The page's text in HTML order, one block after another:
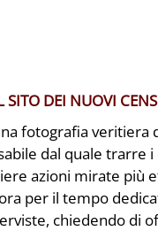
SITO DEI NUOVI
fotografia veritiera
dal quale trarre
azioni mirate più
per il tempo
chiedendo di